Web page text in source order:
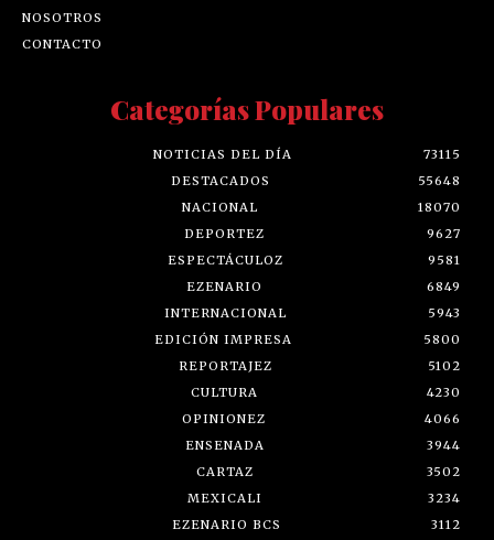
NOSOTROS
CONTACTO
Categorías Populares
NOTICIAS DEL DÍA
73115
DESTACADOS
55648
NACIONAL
18070
DEPORTEZ
9627
ESPECTÁCULOZ
9581
EZENARIO
6849
INTERNACIONAL
5943
EDICIÓN IMPRESA
5800
REPORTAJEZ
5102
CULTURA
4230
OPINIONEZ
4066
ENSENADA
3944
CARTAZ
3502
MEXICALI
3234
EZENARIO BCS
3112